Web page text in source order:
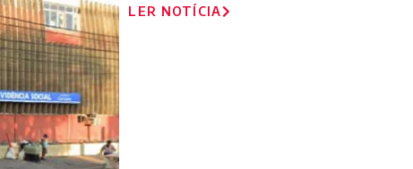
LER NOTÍCIA